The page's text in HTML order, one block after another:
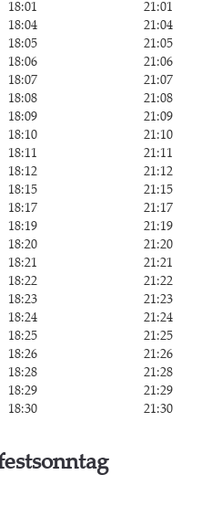
18:01
21:01
18:04
21:04
18:05
21:05
18:06
21:06
18:07
21:07
18:08
21:08
18:09
21:09
18:10
21:10
18:11
21:11
18:12
21:12
18:15
21:15
18:17
21:17
18:19
21:19
18:20
21:20
18:21
21:21
18:22
21:22
18:23
21:23
18:24
21:24
18:25
21:25
18:26
21:26
18:28
21:28
18:29
21:29
18:30 21:30